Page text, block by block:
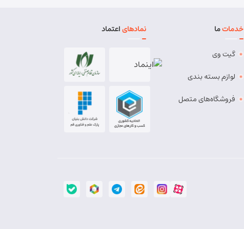
خدماتما
گیت وی
لوازم بسته بندی
فروشگاه‌های متصل
نمادهایاعتماد